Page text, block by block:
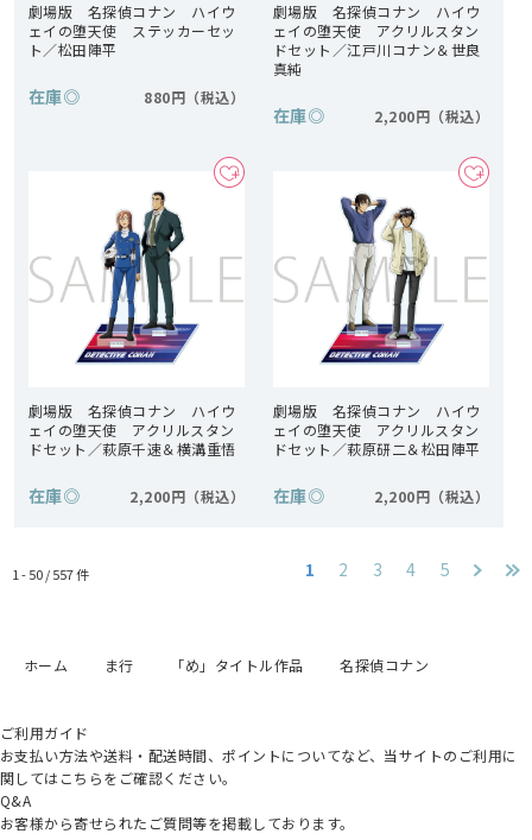
劇場版 名探偵コナン ハイウ
ェイの堕天使 ステッカーセッ
ト／松田陣平
在庫◎ 880円
劇場版 名探偵コナン ハイウ
ェイの堕天使 アクリルスタン
ドセット／江戸川コナン＆世良
真純
在庫◎ 2,200円
劇場版 名探偵コナン ハイウ
ェイの堕天使 アクリルスタン
ドセット／萩原千速＆横溝重悟
在庫◎ 2,200円
劇場版 名探偵コナン ハイウ
ェイの堕天使 アクリルスタン
ドセット／萩原研二＆松田陣平
在庫◎ 2,200円
1 - 50 /557件 1 2 3 4 5
ホーム ま行 「め」タイトル作品 名探偵コナン
ご利用ガイド
お支払い方法や送料・配送時間、ポイントについてなど、当サイトのご利用に
関してはこちらをご確認ください。
Q&A
お客様から寄せられたご質問等を掲載しております。